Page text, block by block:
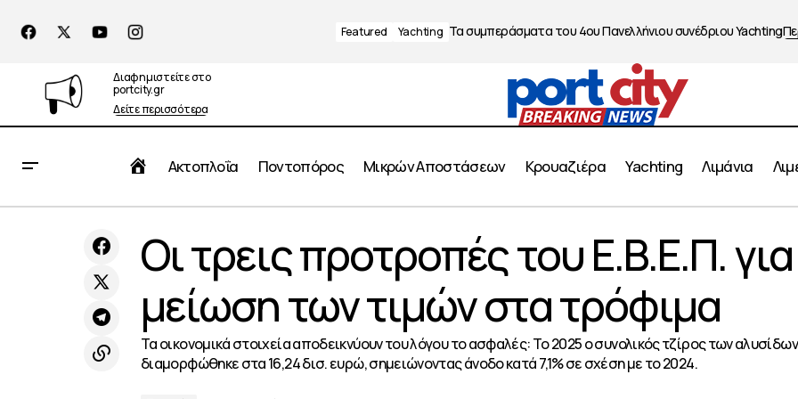
Featured Yachting Τα συμπεράσματα του 4ου Πανελλήνιου συνέδριου Yachting
Διαφημιστείτε στο
portcity.gr
Δείτε περισσότερα
Αρχική
Ακτοπλοΐα Ποντοπόρος Μικρών Αποστάσεων Κρουαζιέρα Yachting Λιμάνια
Πρύτανης ο Καθηγητής Δημοσθένης
Κυριαζής
Οι τρεις προτροπές του Ε.Β.Ε.Π. για τη μείωση των τιμών
Οι τρεις προτροπές του Ε.Β.Ε.Π.
μείωση των τιμών στα τρόφιμα
Τα οικονομικά στοιχεία αποδεικνύουν του λόγου το ασφαλές: Το 2025 ο συνολικός τζίρος των αλυσίδων
διαμορφώθηκε στα 16,24 δισ. ευρώ, σημειώνοντας άνοδο κατά 7,1% σε σχέση με το 2024.